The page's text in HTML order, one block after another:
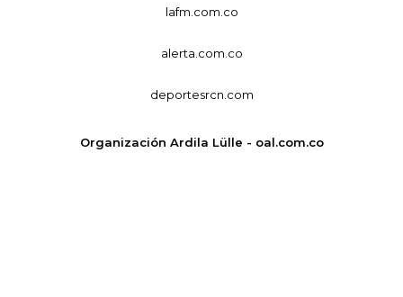
lafm.com.co
alerta.com.co
deportesrcn.com
Organización Ardila Lülle - oal.com.co